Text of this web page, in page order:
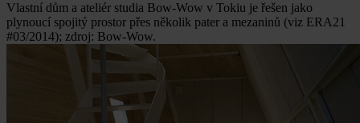
Vlastní dům a ateliér studia Bow-Wow v Tokiu je řešen jako
plynoucí spojitý prostor přes několik pater a mezaninů (viz ERA21
#03/2014); zdroj: Bow-Wow.